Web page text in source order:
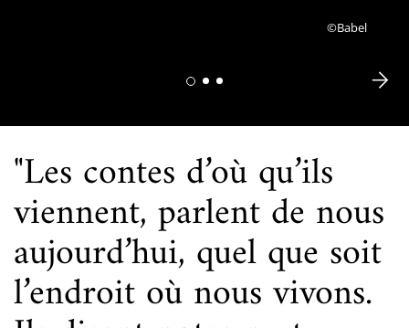
©Babel
"Les contes d’où qu’ils
viennent, parlent de nous
aujourd’hui, quel que soit
l’endroit où nous vivons.